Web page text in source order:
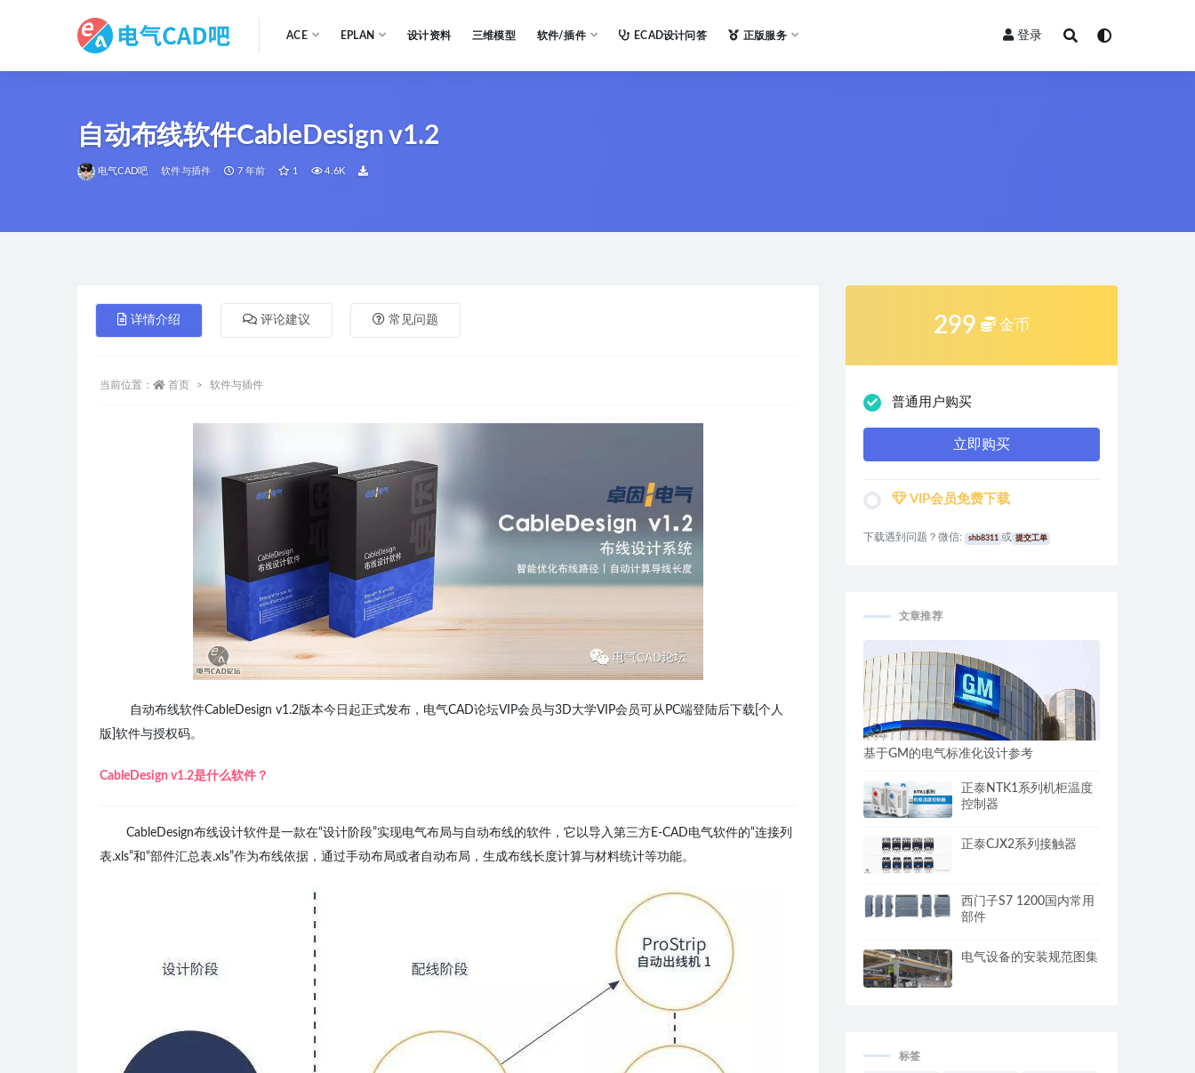
ACE EPLAN 设计资料 三维模型 软件/插件 ECAD设计问答 正版服务 登录
自动布线软件CableDesign v1.2
电气CAD吧 软件与插件 7 年前 1 4.6K
详情介绍 评论建议 常见问题
当前位置： 首页 软件与插件
自动布线软件CableDesign v1.2版本今日起正式发布，电气CAD论坛VIP会员与3D大学VIP会员可从PC端登陆后下载[个人
版]软件与授权码。
CableDesign v1.2是什么软件？
CableDesign布线设计软件是一款在“设计阶段”实现电气布局与自动布线的软件，它以导入第三方E-CAD电气软件的“连接列
表.xls”和“部件汇总表.xls”作为布线依据，通过手动布局或者自动布局，生成布线长度计算与材料统计等功能。
299 金币
普通用户购买
立即购买
VIP会员免费下载
下载遇到问题？微信: shb8311 或 提交工单
文章推荐
基于GM的电气标准化设计参考
正泰NTK1系列机柜温度
控制器
正泰CJX2系列接触器
西门子S7 1200国内常用
部件
电气设备的安装规范图集
标签